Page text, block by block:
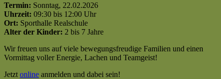
Termin: Sonntag, 22.02.2026
Uhrzeit: 09:30 bis 12:00 Uhr
Ort: Sporthalle Realschule
Alter der Kinder: 2 bis 7 Jahre
Wir freuen uns auf viele bewegungsfreudige Familien und einen
Vormittag voller Energie, Lachen und Teamgeist!
Jetzt online anmelden und dabei sein!